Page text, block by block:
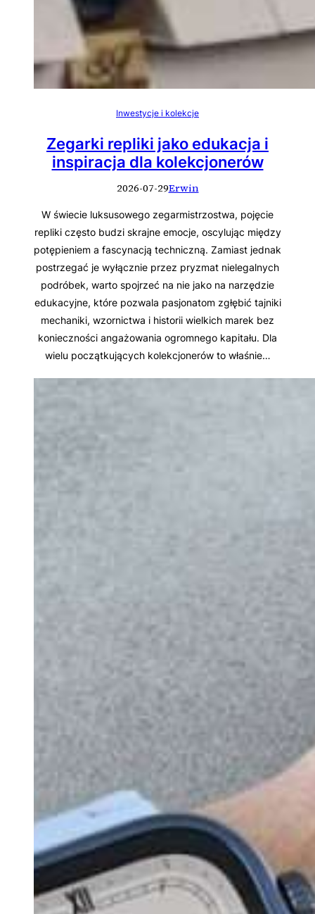
Inwestycje i kolekcje
Zegarki repliki jako edukacja i
inspiracja dla kolekcjonerów
2026-07-29Erwin
W świecie luksusowego zegarmistrzostwa, pojęcie
repliki często budzi skrajne emocje, oscylując między
potępieniem a fascynacją techniczną. Zamiast jednak
postrzegać je wyłącznie przez pryzmat nielegalnych
podróbek, warto spojrzeć na nie jako na narzędzie
edukacyjne, które pozwala pasjonatom zgłębić tajniki
mechaniki, wzornictwa i historii wielkich marek bez
konieczności angażowania ogromnego kapitału. Dla
wielu początkujących kolekcjonerów to właśnie…